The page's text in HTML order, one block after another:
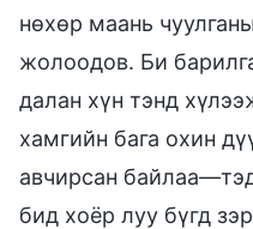
нөхөр маань
жолоодов. Би
далан хүн тэнд
хамгийн бага охин
авчирсан
бид хоёр луу бүгд